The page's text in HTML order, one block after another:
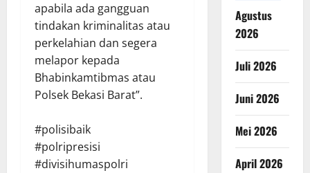
apabila ada gangguan
tindakan kriminalitas atau
perkelahian dan segera
melapor kepada
Bhabinkamtibmas atau
Polsek Bekasi Barat”.
#polisibaik
#polripresisi
#divisihumaspolri
Agustus
2026
Juli 2026
Juni 2026
Mei 2026
April 2026